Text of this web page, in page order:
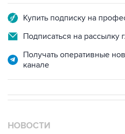
Купить подписку на
Подписаться на рассылку
Получать оперативные
канале
НОВОСТИ